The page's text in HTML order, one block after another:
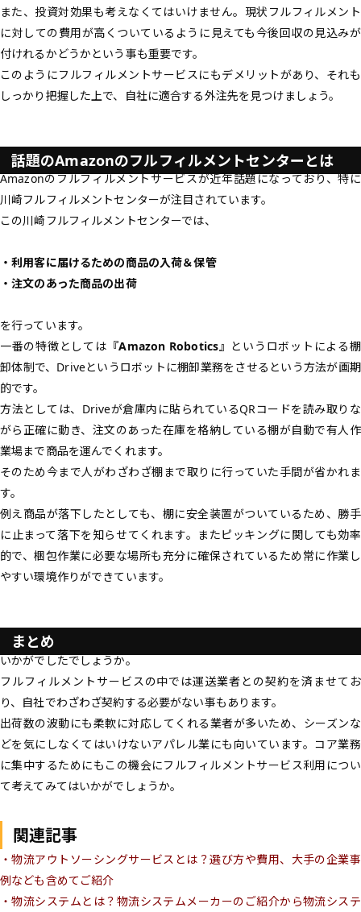
また、投資対効果も考えなくてはいけません。現状フルフィルメント
に対しての費用が高くついているように見えても今後回収の見込みが
付けれるかどうかという事も重要です。
このようにフルフィルメントサービスにもデメリットがあり、それも
しっかり把握した上で、自社に適合する外注先を見つけましょう。
話題のAmazonのフルフィルメントセンターとは
Amazonのフルフィルメントサービスが近年話題になっており、特に
川崎フルフィルメントセンターが注目されています。
この川崎フルフィルメントセンターでは、
・利用客に届けるための商品の入荷＆保管
・注文のあった商品の出荷
を行っています。
一番の特徴としては 『Amazon Robotics』 というロボットによる棚
卸体制で、Driveというロボットに棚卸業務をさせるという方法が画期
的です。
方法としては、Driveが倉庫内に貼られているQRコードを読み取りな
がら正確に動き、注文のあった在庫を格納している棚が自動で有人作
業場まで商品を運んでくれます。
そのため今まで人がわざわざ棚まで取りに行っていた手間が省かれま
す。
例え商品が落下したとしても、棚に安全装置がついているため、勝手
に止まって落下を知らせてくれます。またピッキングに関しても効率
的で、梱包作業に必要な場所も充分に確保されているため常に作業し
やすい環境作りができています。
まとめ
いかがでしたでしょうか。
フルフィルメントサービスの中では運送業者との契約を済ませてお
り、自社でわざわざ契約する必要がない事もあります。
出荷数の波動にも柔軟に対応してくれる業者が多いため、シーズンな
どを気にしなくてはいけないアパレル業にも向いています。コア業務
に集中するためにもこの機会にフルフィルメントサービス利用につい
て考えてみてはいかがでしょうか。
関連記事
・物流アウトソーシングサービスとは？選び方や費用、大手の企業事
例なども含めてご紹介
・物流システムとは？物流システムメーカーのご紹介から物流システ